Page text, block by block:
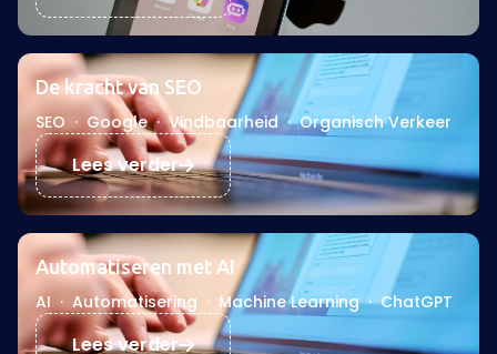
De kracht van SEO
SEO · Google · Vindbaarheid · Organisch Verkeer
Lees verder
Automatiseren met AI
AI · Automatisering · Machine Learning · ChatGPT
Lees verder